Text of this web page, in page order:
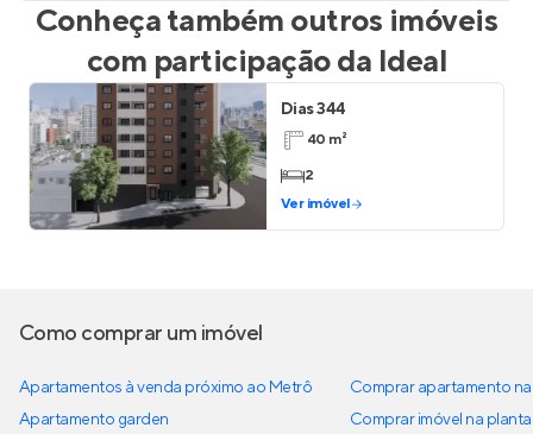
Conheça também outros imóveis
com participação da Ideal
Dias 344
40 m²
2
Ver imóvel
Como comprar um imóvel
Apartamentos à venda próximo ao Metrô
Apartamento garden
Comprar apartamento
Comprar imóvel na planta